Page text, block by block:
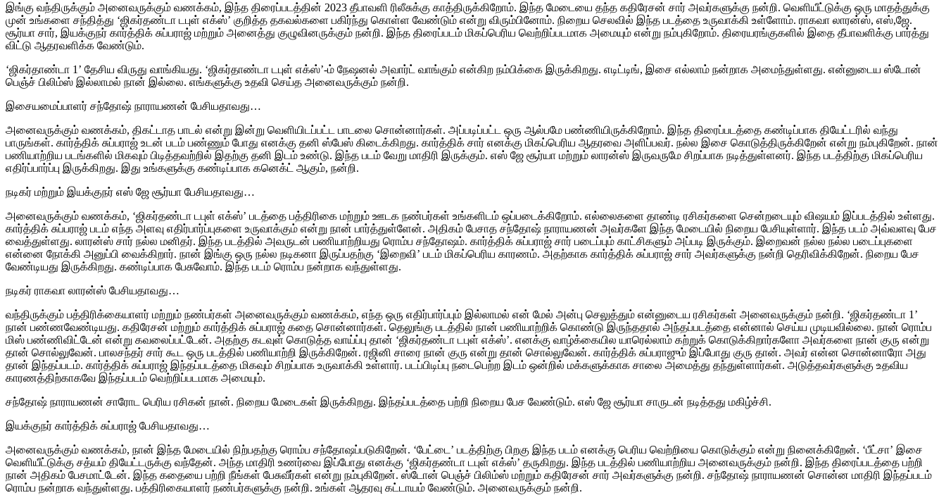
இங்கு வந்திருக்கும் அனைவருக்கும் வணக்கம், இந்த திரைப்படத்தின் 2023 தீபாவளி ரிலீசுக்கு காத்திருக்கிறோம். இந்த மேடையை தந்த கதிரேசன் சார் அவர்களுக்கு நன்றி. வெளியீட்டுக்கு ஒரு மாதத்துக்கு
முன் உங்களை சந்தித்து ‘ஜிகர்தண்டா டபுள் எக்ஸ்’ குறித்த தகவல்களை பகிர்ந்து கொள்ள வேண்டும் என்று விரும்பினோம். நிறைய செலவில் இந்த படத்தை உருவாக்கி உள்ளோம். ராகவா லாரன்ஸ், எஸ்,ஜே.
சூர்யா சார், இயக்குநர் கார்த்திக் சுப்பராஜ் மற்றும் அனைத்து குழுவினருக்கும் நன்றி. இந்த திரைப்படம் மிகப்பெரிய வெற்றிப்படமாக அமையும் என்று நம்புகிறோம். திரையரங்குகளில் இதை தீபாவளிக்கு பார்த்து
விட்டு ஆதரவளிக்க வேண்டும்.
‘ஜிகர்தாண்டா 1’ தேசிய விருது வாங்கியது. ‘ஜிகர்தாண்டா டபுள் எக்ஸ்’-ம் நேஷனல் அவார்ட் வாங்கும் என்கிற நம்பிக்கை இருக்கிறது. எடிட்டிங், இசை எல்லாம் நன்றாக அமைந்துள்ளது. என்னுடைய ஸ்டோன்
பெஞ்ச் பிலிம்ஸ் இல்லாமல் நான் இல்லை. எங்களுக்கு உதவி செய்த அனைவருக்கும் நன்றி.
இசையமைப்பாளர் சந்தோஷ் நாராயணன் பேசியதாவது…
அனைவருக்கும் வணக்கம், திகட்டாத பாடல் என்று இன்று வெளியிடப்பட்ட பாடலை சொன்னார்கள். அப்படிப்பட்ட ஒரு ஆல்பமே பண்ணியிருக்கிறோம். இந்த திரைப்படத்தை கண்டிப்பாக தியேட்டரில் வந்து
பாருங்கள். கார்த்திக் சுப்பராஜ் உடன் படம் பண்ணும் போது எனக்கு தனி ஸ்பேஸ் கிடைக்கிறது. கார்த்திக் சார் எனக்கு மிகப்பெரிய ஆதரவை அளிப்பவர். நல்ல இசை கொடுத்திருக்கிறேன் என்று நம்புகிறேன். நான்
பணியாற்றிய படங்களில் மிகவும் பிடித்தவற்றில் இதற்கு தனி இடம் உண்டு. இந்த படம் வேறு மாதிரி இருக்கும். எஸ் ஜே சூர்யா மற்றும் லாரன்ஸ் இருவருமே சிறப்பாக நடித்துள்ளனர். இந்த படத்திற்கு மிகப்பெரிய
எதிர்ப்பார்ப்பு இருக்கிறது. இது உங்களுக்கு கண்டிப்பாக கனெக்ட் ஆகும், நன்றி.
நடிகர் மற்றும் இயக்குநர் எஸ் ஜே சூர்யா பேசியதாவது…
அனைவருக்கும் வணக்கம், ‘ஜிகர்தண்டா டபுள் எக்ஸ்’ படத்தை பத்திரிகை மற்றும் ஊடக நண்பர்கள் உங்களிடம் ஒப்படைக்கிறோம். எல்லைகளை தாண்டி ரசிகர்களை சென்றடையும் விஷயம் இப்படத்தில் உள்ளது.
கார்த்திக் சுப்பராஜ் படம் எந்த அளவு எதிர்பார்ப்புகளை உருவாக்கும் என்று நான் பார்த்துள்ளேன். அதிகம் பேசாத சந்தோஷ் நாராயணன் அவர்களே இந்த மேடையில் நிறைய பேசியுள்ளார். இந்த படம் அவ்வளவு பேச
வைத்துள்ளது. லாரன்ஸ் சார் நல்ல மனிதர். இந்த படத்தில் அவருடன் பணியாற்றியது ரொம்ப சந்தோஷம். கார்த்திக் சுப்பராஜ் சார் படைப்பும் காட்சிகளும் அப்படி இருக்கும். இறைவன் நல்ல நல்ல படைப்புகளை
என்னை நோக்கி அனுப்பி வைக்கிறார். நான் இங்கு ஒரு நல்ல நடிகனா இருப்பதற்கு ‘இறைவி’ படம் மிகப்பெரிய காரணம். அதற்காக கார்த்திக் சுப்பராஜ் சார் அவர்களுக்கு நன்றி தெரிவிக்கிறேன். நிறைய பேச
வேண்டியது இருக்கிறது. கண்டிப்பாக பேசுவோம். இந்த படம் ரொம்ப நன்றாக வந்துள்ளது.
நடிகர் ராகவா லாரன்ஸ் பேசியதாவது…
வந்திருக்கும் பத்திரிக்கையாளர் மற்றும் நண்பர்கள் அனைவருக்கும் வணக்கம், எந்த ஒரு எதிர்பார்ப்பும் இல்லாமல் என் மேல் அன்பு செலுத்தும் என்னுடைய ரசிகர்கள் அனைவருக்கும் நன்றி. ‘ஜிகர்தண்டா 1’
நான் பண்ணவேண்டியது. கதிரேசன் மற்றும் கார்த்திக் சுப்பராஜ் கதை சொன்னார்கள். தெலுங்கு படத்தில் நான் பணியாற்றிக் கொண்டு இருந்ததால் அந்தப்படத்தை என்னால் செய்ய முடியவில்லை. நான் ரொம்ப
மிஸ் பண்ணிவிட்டேன் என்று கவலைப்பட்டேன். அதற்கு கடவுள் கொடுத்த வாய்ப்பு தான் ‘ஜிகர்தண்டா டபுள் எக்ஸ்’. எனக்கு வாழ்க்கையில யாரெல்லாம் கற்றுக் கொடுக்கிறார்களோ அவர்களை நான் குரு என்று
தான் சொல்லுவேன். பாலசந்தர் சார் கூட ஒரு படத்தில் பணியாற்றி இருக்கிறேன். ரஜினி சாரை நான் குரு என்று தான் சொல்லுவேன். கார்த்திக் சுப்பராஜும் இப்போது குரு தான். அவர் என்ன சொன்னாரோ அது
தான் இந்தப்படம். கார்த்திக் சுப்பராஜ் இந்தப்படத்தை மிகவும் சிறப்பாக உருவாக்கி உள்ளார். படப்பிடிப்பு நடைபெற்ற இடம் ஒன்றில் மக்களுக்காக சாலை அமைத்து தந்துள்ளார்கள். அடுத்தவர்களுக்கு உதவிய
காரணத்திற்காகவே இந்தப்படம் வெற்றிப்படமாக அமையும்.
சந்தோஷ் நாராயணன் சாரோட பெரிய ரசிகன் நான். நிறைய மேடைகள் இருக்கிறது. இந்தப்படத்தை பற்றி நிறைய பேச வேண்டும். எஸ் ஜே சூர்யா சாருடன் நடித்தது மகிழ்ச்சி.
இயக்குநர் கார்த்திக் சுப்பராஜ் பேசியதாவது…
அனைவருக்கும் வணக்கம், நான் இந்த மேடையில் நிற்பதற்கு ரொம்ப சந்தோஷப்படுகிறேன். ‘பேட்டை’ படத்திற்கு பிறகு இந்த படம் எனக்கு பெரிய வெற்றியை கொடுக்கும் என்று நினைக்கிறேன். ‘பீட்சா’ இசை
வெளியீட்டுக்கு சத்யம் தியேட்டருக்கு வந்தேன். அந்த மாதிரி உணர்வை இப்போது எனக்கு ‘ஜிகர்தண்டா டபுள் எக்ஸ்’ தருகிறது. இந்த படத்தில் பணியாற்றிய அனைவருக்கும் நன்றி. இந்த திரைப்படத்தை பற்றி
நான் அதிகம் பேசமாட்டேன். இந்த கதையை பற்றி நீங்கள் பேசுவீர்கள் என்று நம்புகிறேன். ஸ்டோன் பெஞ்ச் பிலிம்ஸ் மற்றும் கதிரேசன் சார் அவர்களுக்கு நன்றி. சந்தோஷ் நாராயணன் சொன்ன மாதிரி இந்தப்படம்
ரொம்ப நன்றாக வந்துள்ளது. பத்திரிகையாளர் நண்பர்களுக்கு நன்றி. உங்கள் ஆதரவு கட்டாயம் வேண்டும். அனைவருக்கும் நன்றி.